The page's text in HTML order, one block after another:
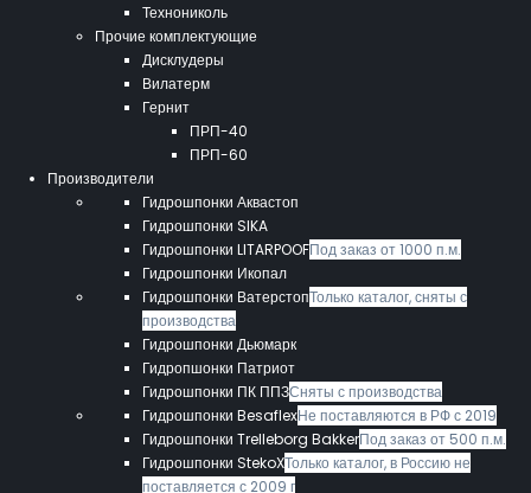
Технониколь
Прочие комплектующие
Дисклудеры
Вилатерм
Гернит
ПРП-40
ПРП-60
Производители
Гидрошпонки Аквастоп
Гидрошпонки SIKA
Гидрошпонки LITARPOOFПод заказ от 1000 п.м.
Гидрошпонки Икопал
Гидрошпонки ВатерстопТолько каталог, сняты с
производства
Гидрошпонки Дьюмарк
Гидропшонки Патриот
Гидрошпонки ПК ППЗСняты с производства
Гидрошпонки BesaflexНе поставляются в РФ с 2019
Гидрошпонки Trelleborg BakkerПод заказ от 500 п.м.
Гидрошпонки StekoXТолько каталог, в Россию не
поставляется с 2009 г